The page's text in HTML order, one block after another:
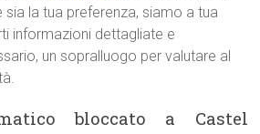
sia la tua preferenza, siamo a tua
informazioni dettagliate e
un sopralluogo per valutare al
bloccato a Castel